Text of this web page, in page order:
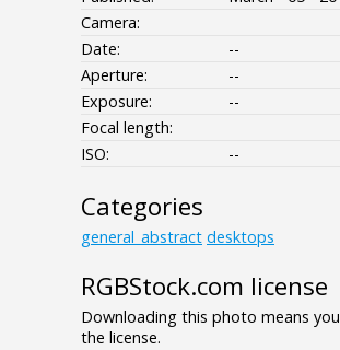
Camera:
Date:
--
Aperture:
--
Exposure:
--
Focal length:
ISO:
--
Categories
general_abstract desktops
RGBStock.com license
Downloading this photo means
the license.